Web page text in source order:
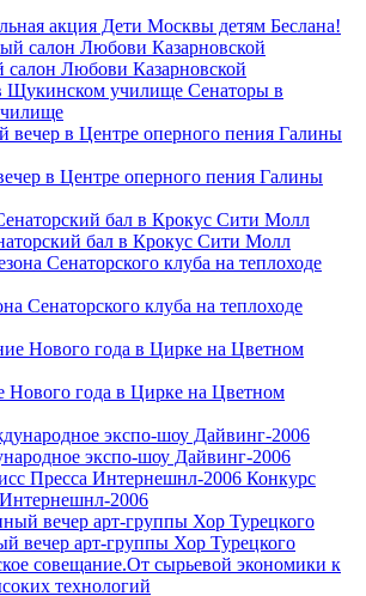
акция Дети Москвы детям Беслана!
Любови Казарновской
Сенаторы в
в Центре оперного пения Галины
бал в Крокус Сити Молл
Сенаторского клуба на теплоходе
Нового года в Цирке на Цветном
экспо-шоу Дайвинг-2006
Конкурс
2006
вечер арт-группы Хор Турецкого